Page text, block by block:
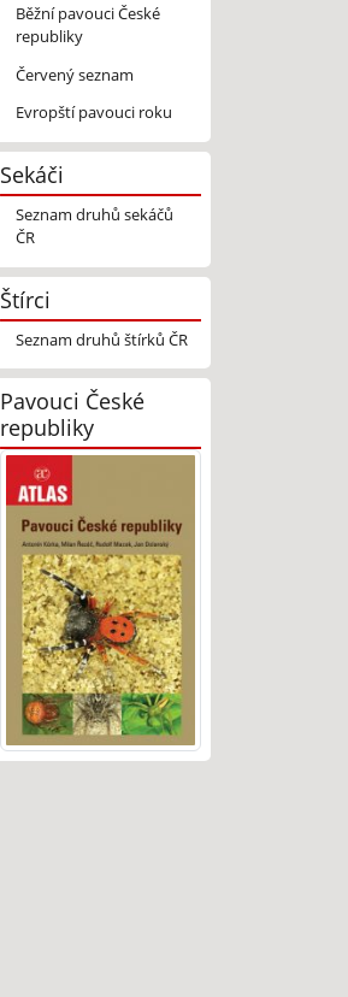
Běžní pavouci České
republiky
Červený seznam
Evropští pavouci roku
Sekáči
Seznam druhů sekáčů
ČR
Štírci
Seznam druhů štírků ČR
Pavouci České
republiky